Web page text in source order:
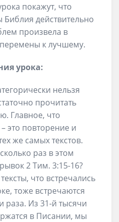
покажут, что
Библия действительно
произвела в
к лучшему.
урока:
нельзя
прочитать
Главное, что
это повторение и
же самых текстов.
раз в этом
2 Тим. 3:15-16?
что встречались
тоже встречаются
раза. Из 31-й тысячи
в Писании, мы